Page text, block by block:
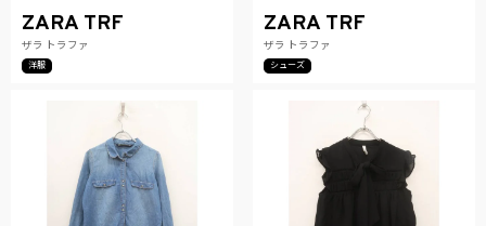
ZARA TRF
ザラ トラファ
洋服
ZARA TRF
ザラ トラファ
シューズ